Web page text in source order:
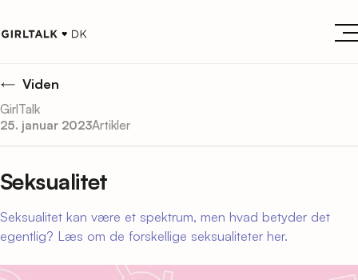
Viden
GirlTalk
25. januar 2023Artikler
Seksualitet
Seksualitet kan være et spektrum, men hvad betyder det
egentlig? Læs om de forskellige seksualiteter her.